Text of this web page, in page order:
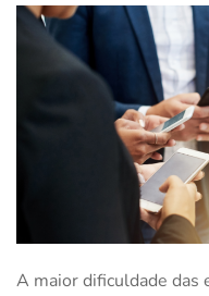
A maior dificuldade das